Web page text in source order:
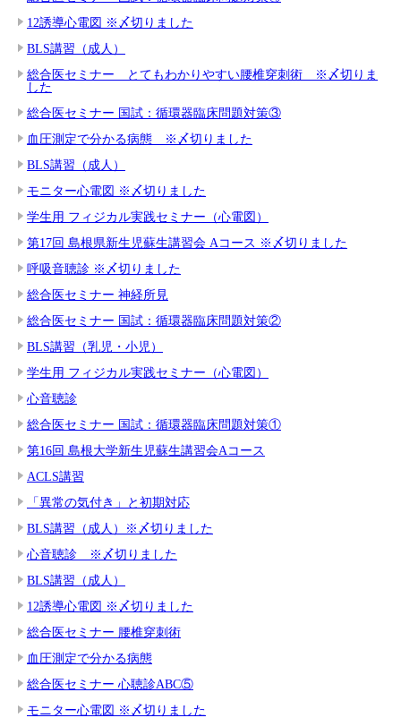
12誘導心電図 ※〆切りました
BLS講習（成人）
総合医セミナー とてもわかりやすい腰椎穿刺術 ※〆切りま
した
総合医セミナー 国試：循環器臨床問題対策③
血圧測定で分かる病態 ※〆切りました
BLS講習（成人）
モニター心電図 ※〆切りました
学生用 フィジカル実践セミナー（心電図）
第17回 島根県新生児蘇生講習会 Aコース ※〆切りました
呼吸音聴診 ※〆切りました
総合医セミナー 神経所見
総合医セミナー 国試：循環器臨床問題対策②
BLS講習（乳児・小児）
学生用 フィジカル実践セミナー（心電図）
心音聴診
総合医セミナー 国試：循環器臨床問題対策①
第16回 島根大学新生児蘇生講習会Aコース
ACLS講習
「異常の気付き」と初期対応
BLS講習（成人）※〆切りました
心音聴診 ※〆切りました
BLS講習（成人）
12誘導心電図 ※〆切りました
総合医セミナー 腰椎穿刺術
血圧測定で分かる病態
総合医セミナー 心聴診ABC⑤
モニター心電図 ※〆切りました